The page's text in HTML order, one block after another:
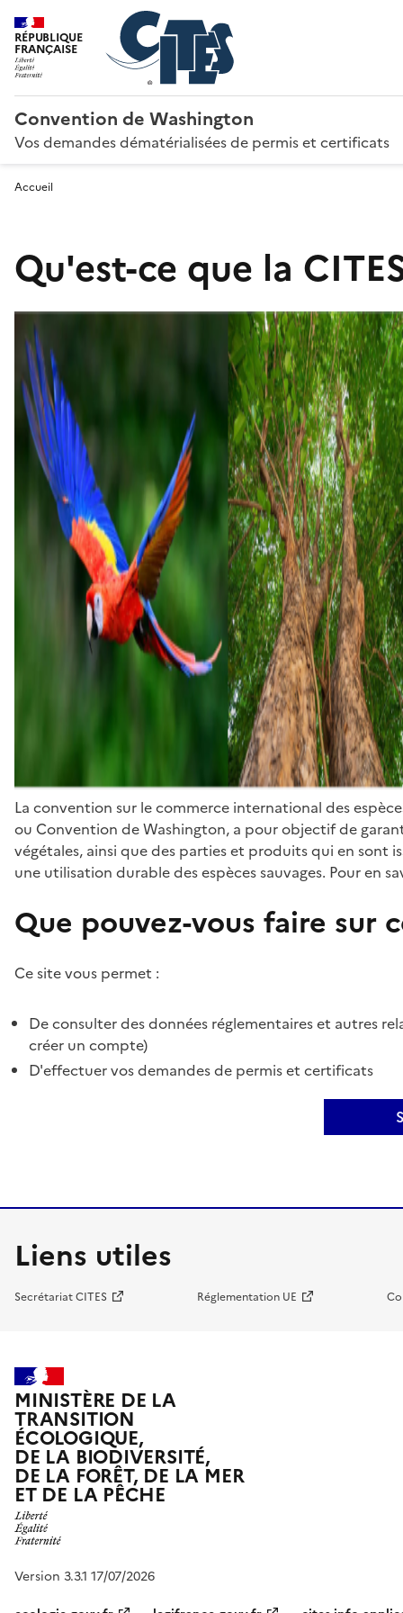
RÉPUBLIQUE
FRANÇAISE
Convention de Washington
Vos demandes dématérialisées de permis et certificats
Accueil
Qu'est-ce que la
La convention sur le commerce international des
ou Convention de Washington, a pour objectif de
végétales, ainsi que des parties et produits qui en sont
une utilisation durable des espèces sauvages. Pour en
Que pouvez-vous faire sur
Ce site vous permet :
De consulter des données réglementaires et autres
créer un compte)
D'effectuer vos demandes de permis et certificats
Liens utiles
Secrétariat CITES Réglementation UE
MINISTÈRE DE LA
TRANSITION
ÉCOLOGIQUE,
DE LA BIODIVERSITÉ,
DE LA FORÊT, DE LA MER
ET DE LA PÊCHE
Version 3.3.1 17/07/2026